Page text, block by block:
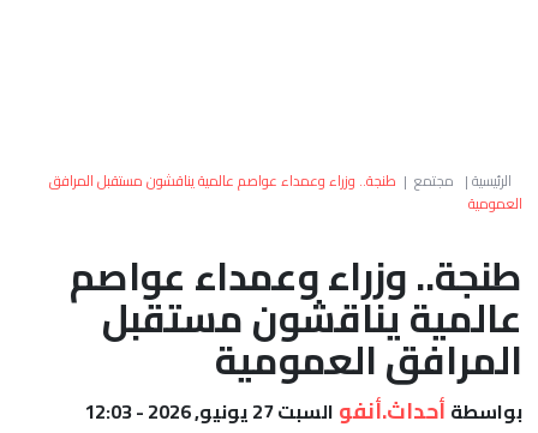
العالم
الصحراء
الرئيسية| مجتمع | طنجة.. وزراء وعمداء عواصم عالمية يناقشون مستقبل المرافق
العمومية
طنجة.. وزراء وعمداء عواصم
عالمية يناقشون مستقبل
المرافق العمومية
بواسطة أحداث.أنفو السبت 27 يونيو, 2026 - 12:03